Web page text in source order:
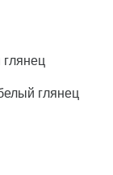
глянец